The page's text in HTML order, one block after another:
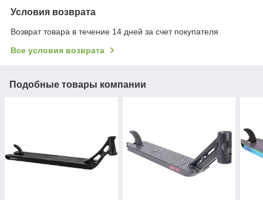
Условия возврата
Возврат товара в течение 14 дней за счет покупателя
Все условия возврата
Подобные товары компании